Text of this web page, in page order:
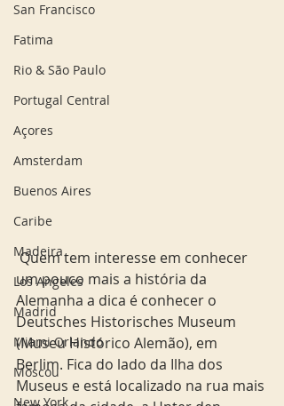
San Francisco
Fatima
Rio & São Paulo
Portugal Central
Açores
Amsterdam
Buenos Aires
Caribe
Madeira
Los Angeles
Madrid
Miami Orlando
Moscou
New York
Quem tem interesse em conhecer
um pouco mais a história da
Alemanha a dica é conhecer o
Deutsches Historisches Museum
(Museu Histórico Alemão), em
Berlim. Fica do lado da Ilha dos
Museus e está localizado na rua mais